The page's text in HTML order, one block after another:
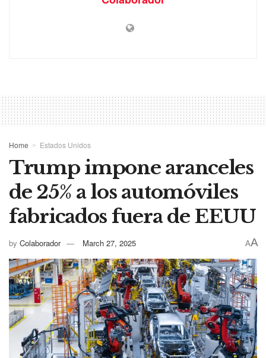
Home Estados Unidos
Trump impone aranceles
de 25% a los automóviles
fabricados fuera de EEUU
by Colaborador March 27, 2025 AA